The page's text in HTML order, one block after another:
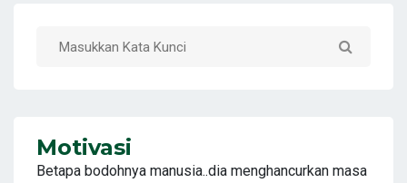
Motivasi
Betapa bodohnya manusia..dia menghancurkan masa